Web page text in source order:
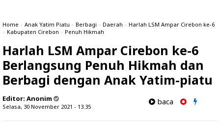
Home » Anak Yatim Piatu » Berbagi » Daerah » Harlah LSM Ampar Cirebon ke-6
» Kabupaten Cirebon » Penuh Hikmah
Harlah LSM Ampar Cirebon ke-6
Berlangsung Penuh Hikmah dan
Berbagi dengan Anak Yatim-piatu
Editor: Anonim
Selasa, 30 November 2021 - 13.35
baca